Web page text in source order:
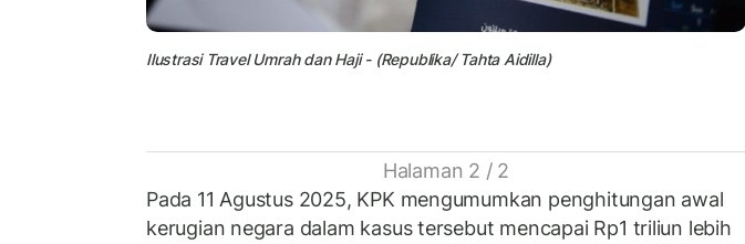
Ilustrasi Travel Umrah dan Haji - (Republika/ Tahta Aidilla)
Halaman 2 / 2
Pada 11 Agustus 2025, KPK mengumumkan penghitungan awal
kerugian negara dalam kasus tersebut mencapai Rp1 triliun lebih